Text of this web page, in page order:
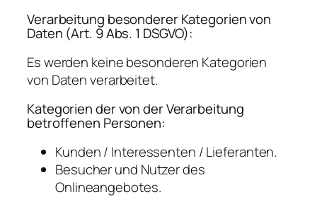
Verarbeitung besonderer Kategorien von
Daten (Art. 9 Abs. 1 DSGVO):
Es werden keine besonderen Kategorien
von Daten verarbeitet.
Kategorien der von der Verarbeitung
betroffenen Personen:
Kunden / Interessenten / Lieferanten.
Besucher und Nutzer des
Onlineangebotes.